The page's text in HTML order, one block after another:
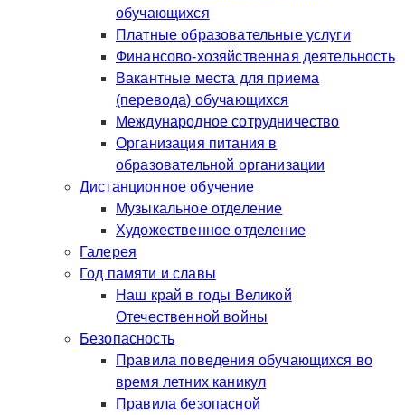
обучающихся
Платные образовательные услуги
Финансово-хозяйственная деятельность
Вакантные места для приема
(перевода) обучающихся
Международное сотрудничество
Организация питания в
образовательной организации
Дистанционное обучение
Музыкальное отделение
Художественное отделение
Галерея
Год памяти и славы
Наш край в годы Великой
Отечественной войны
Безопасность
Правила поведения обучающихся во
время летних каникул
Правила безопасной